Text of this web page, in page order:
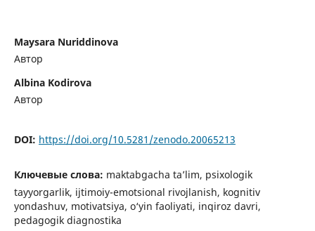
Maysara Nuriddinova
Автор
Albina Kodirova
Автор
DOI: https://doi.org/10.5281/zenodo.20065213
Ключевые слова: maktabgacha ta’lim, psixologik
tayyorgarlik, ijtimoiy-emotsional rivojlanish, kognitiv
yondashuv, motivatsiya, o‘yin faoliyati, inqiroz davri,
pedagogik diagnostika